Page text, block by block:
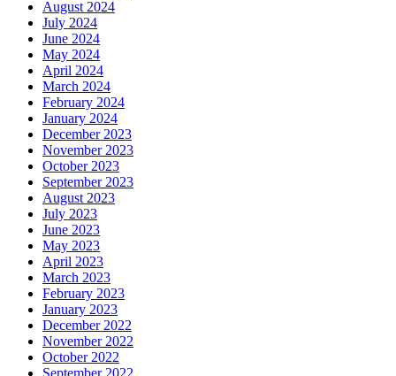
August 2024
July 2024
June 2024
May 2024
April 2024
March 2024
February 2024
January 2024
December 2023
November 2023
October 2023
September 2023
August 2023
July 2023
June 2023
May 2023
April 2023
March 2023
February 2023
January 2023
December 2022
November 2022
October 2022
September 2022